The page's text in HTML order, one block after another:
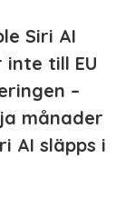
Siri AI
inte till EU
–
månader
AI släpps i